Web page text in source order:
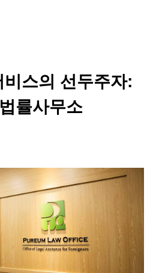
스의 선두주자:
률사무소